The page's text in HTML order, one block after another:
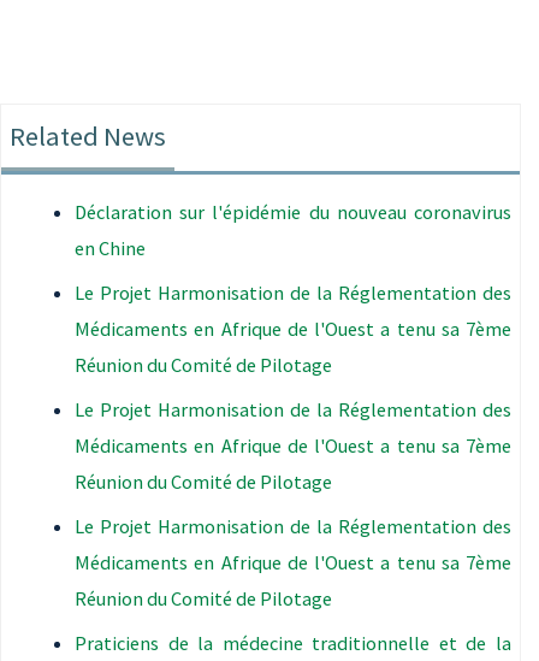
Related News
Déclaration sur l'épidémie du nouveau coronavirus
en Chine
Le Projet Harmonisation de la Réglementation des
Médicaments en Afrique de l'Ouest a tenu sa 7ème
Réunion du Comité de Pilotage
Le Projet Harmonisation de la Réglementation des
Médicaments en Afrique de l'Ouest a tenu sa 7ème
Réunion du Comité de Pilotage
Le Projet Harmonisation de la Réglementation des
Médicaments en Afrique de l'Ouest a tenu sa 7ème
Réunion du Comité de Pilotage
Praticiens de la médecine traditionnelle et de la